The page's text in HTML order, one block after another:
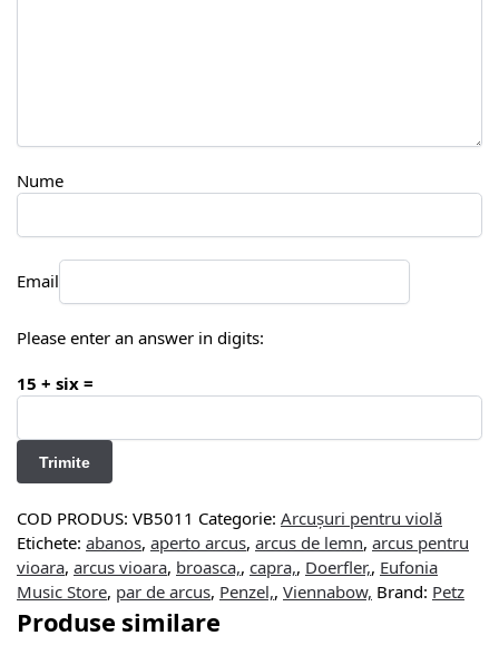
Nume
Email
Please enter an answer in digits:
15 + six =
COD PRODUS: VB5011 Categorie: Arcușuri pentru violă
Etichete: abanos, aperto arcus, arcus de lemn, arcus pentru
vioara, arcus vioara, broasca,, capra,, Doerfler,, Eufonia
Music Store, par de arcus, Penzel,, Viennabow, Brand: Petz
Produse similare